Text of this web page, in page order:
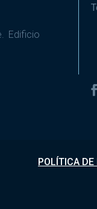
Edificio
POLÍTICA DE